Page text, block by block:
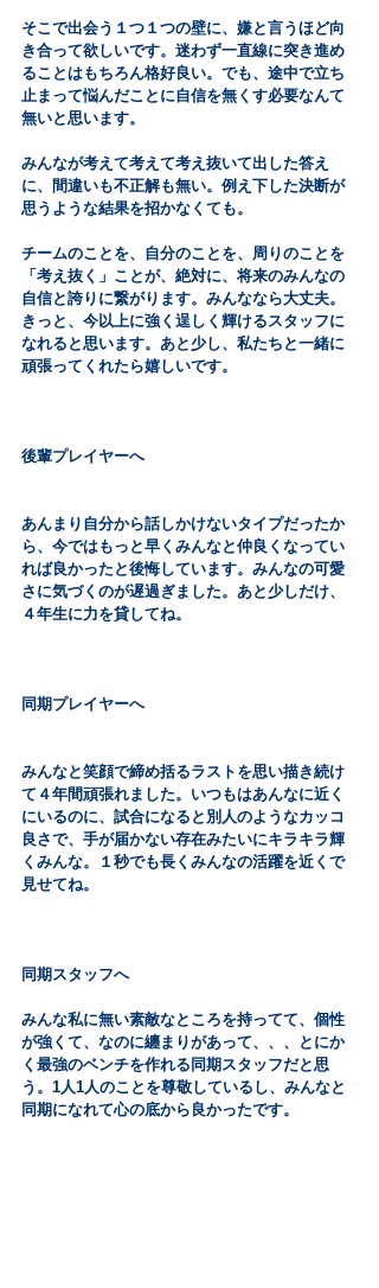
そこで出会う１つ１つの壁に、嫌と言うほど向
き合って欲しいです。迷わず一直線に突き進め
ることはもちろん格好良い。でも、途中で立ち
止まって悩んだことに自信を無くす必要なんて
無いと思います。
みんなが考えて考えて考え抜いて出した答え
に、間違いも不正解も無い。例え下した決断が
思うような結果を招かなくても。
チームのことを、自分のことを、周りのことを
「考え抜く」ことが、絶対に、将来のみんなの
自信と誇りに繋がります。みんななら大丈夫。
きっと、今以上に強く逞しく輝けるスタッフに
なれると思います。あと少し、私たちと一緒に
頑張ってくれたら嬉しいです。
後輩プレイヤーへ
あんまり自分から話しかけないタイプだったか
ら、今ではもっと早くみんなと仲良くなってい
れば良かったと後悔しています。みんなの可愛
さに気づくのが遅過ぎました。あと少しだけ、
４年生に力を貸してね。
同期プレイヤーへ
みんなと笑顔で締め括るラストを思い描き続け
て４年間頑張れました。いつもはあんなに近く
にいるのに、試合になると別人のようなカッコ
良さで、手が届かない存在みたいにキラキラ輝
くみんな。１秒でも長くみんなの活躍を近くで
見せてね。
同期スタッフへ
みんな私に無い素敵なところを持ってて、個性
が強くて、なのに纏まりがあって、、、とにか
く最強のベンチを作れる同期スタッフだと思
う。1人1人のことを尊敬しているし、みんなと
同期になれて心の底から良かったです。